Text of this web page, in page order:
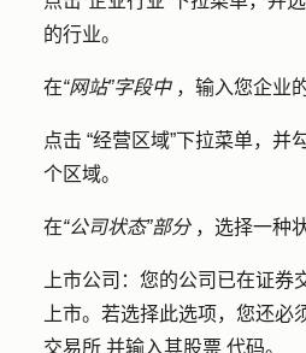
的行业。
在“网站”字段中 ，输入您企业
点击 “经营区域”下拉菜单，并
个区域。
在“公司状态”部分 ，选择一种
上市公司：您的公司已在证券
上市。若选择此选项，您还必
交易所 并输入其股票 代码。